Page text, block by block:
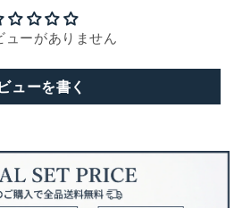
ューがありません
ューを書く